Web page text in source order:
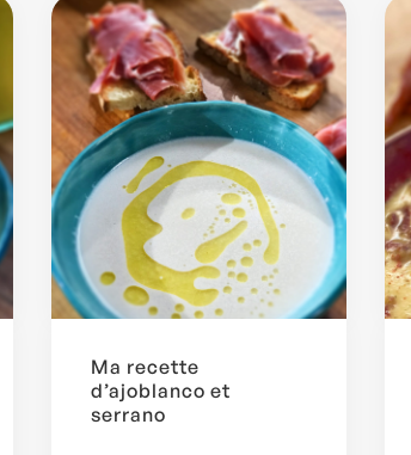
Ma recette
d’ajoblanco et
serrano